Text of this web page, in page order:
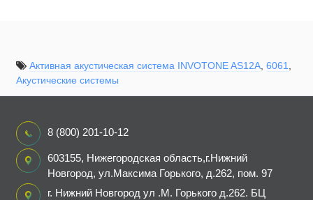
Активная акустическая система INVOTONE AS12A, 6061,
Акустические системы
8 (800) 201-10-12
603155, Нижегородская область,г.Нижний
Новгород, ул.Максима Горького, д.262, пом. 97
г. Нижний Новгород ул .М. Горького д.262. БЦ